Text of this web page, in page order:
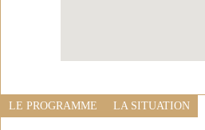
LE PROGRAMME LA SITUATION